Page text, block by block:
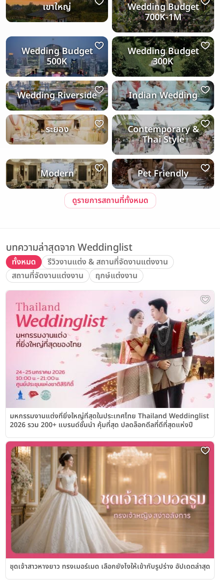
เขาใหญ่ Wedding Budget
700K-1M
Wedding Budget
500K
Wedding Budget
300K
Wedding Riverside Indian Wedding
ระยอง Contemporary &
Thai Style
Modern Pet Friendly
ดูรายการสถานที่ทั้งหมด
บทความล่าสุดจาก Weddinglist
ทั้งหมด
รีวิวงานแต่ง & สถานที่จัดงานแต่งงาน
สถานที่จัดงานแต่งงาน
ฤกษ์แต่งงาน
มหกรรมงานแต่งที่ยิ่งใหญ่ที่สุดในประเทศไทย Thailand Weddinglist
2026 รวม 200+ แบรนด์ชั้นนำ คุ้มที่สุด ปลดล็อกดีลที่ดีที่สุดแห่งปี
ชุดเจ้าสาวหางยาว ทรงเมอร์เมด เลือกยังไงให้เข้ากับรูปร่าง อัปเดตล่าสุด